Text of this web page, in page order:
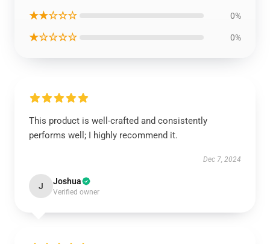
★★☆☆☆ 0%
★☆☆☆☆ 0%
This product is well-crafted and consistently
performs well; I highly recommend it.
Dec 7, 2024
J Joshua
Verified owner